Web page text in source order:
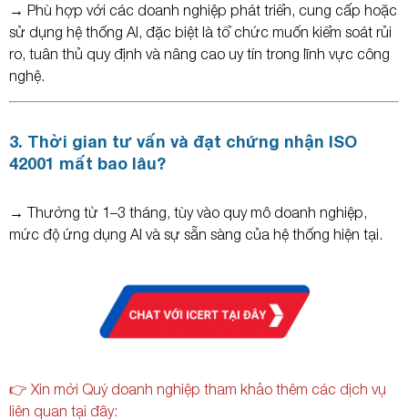
→ Phù hợp với các doanh nghiệp phát triển, cung cấp hoặc
sử dụng hệ thống AI, đặc biệt là tổ chức muốn kiểm soát rủi
ro, tuân thủ quy định và nâng cao uy tín trong lĩnh vực công
nghệ.
3. Thời gian tư vấn và đạt chứng nhận ISO
42001 mất bao lâu?
→ Thường từ 1–3 tháng, tùy vào quy mô doanh nghiệp,
mức độ ứng dụng AI và sự sẵn sàng của hệ thống hiện tại.
👉 Xin mời Quý doanh nghiệp tham khảo thêm các dịch vụ
liên quan tại đây: